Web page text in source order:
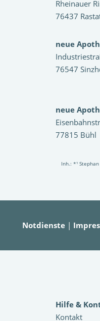
Rheinauer
76437
neue
76547
neue
77815 Bühl
Inh.: *¹
Notdienste |
Hilfe &
Kontakt